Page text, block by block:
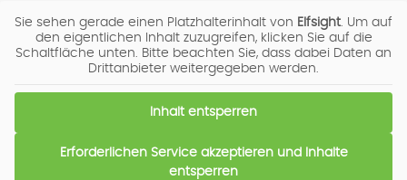
Sie sehen gerade einen Platzhalterinhalt von Elfsight. Um auf
den eigentlichen Inhalt zuzugreifen, klicken Sie auf die
Schaltfläche unten. Bitte beachten Sie, dass dabei Daten an
Drittanbieter weitergegeben werden.
Inhalt entsperren
Erforderlichen Service akzeptieren und Inhalte
entsperren